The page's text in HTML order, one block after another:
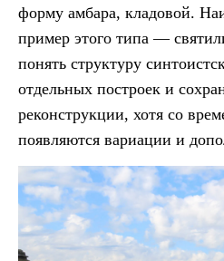
форму амбара, кладовой.
пример этого типа —
понять структуру
отдельных построек и
реконструкции, хотя со
появляются вариации и